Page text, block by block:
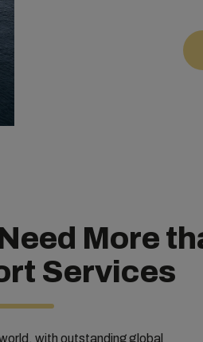
More
Services
with outstanding global